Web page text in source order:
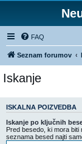
FAQ
Seznam forumov
Iskanje
ISKALNA POIZVEDBA
Iskanje po ključnih
Pred besedo, ki mora biti
seznama besed najti